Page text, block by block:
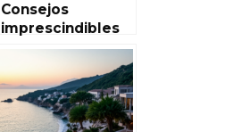
Consejos
imprescindibles
para preparar tu
propiedad para
alquiler
vacacional en
España